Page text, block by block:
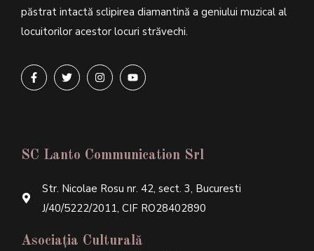
păstrat intactă sclipirea diamantină a geniului muzical al
locuitorilor acestor locuri străvechi.
SC Lanto Communication Srl
Str. Nicolae Rosu nr. 42, sect. 3, Bucuresti
J/40/5222/2011, CIF RO28402890
Asociația Culturală